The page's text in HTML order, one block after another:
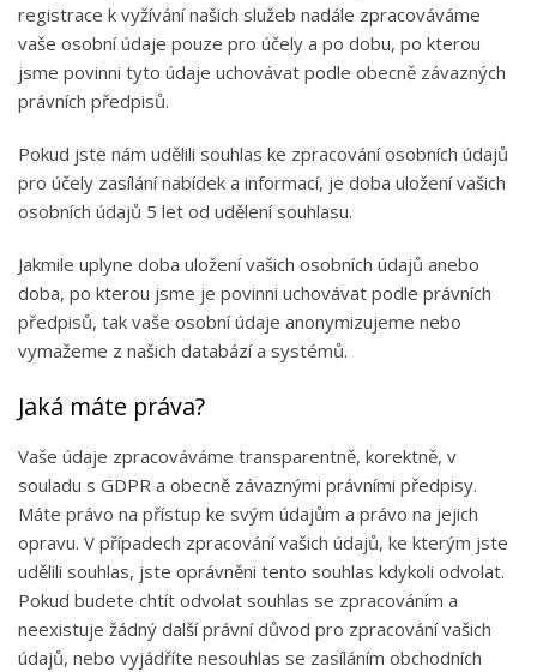
registrace k vyžívání našich služeb nadále zpracováváme
vaše osobní údaje pouze pro účely a po dobu, po kterou
jsme povinni tyto údaje uchovávat podle obecně závazných
právních předpisů.
Pokud jste nám udělili souhlas ke zpracování osobních údajů
pro účely zasílání nabídek a informací, je doba uložení vašich
osobních údajů 5 let od udělení souhlasu.
Jakmile uplyne doba uložení vašich osobních údajů anebo
doba, po kterou jsme je povinni uchovávat podle právních
předpisů, tak vaše osobní údaje anonymizujeme nebo
vymažeme z našich databází a systémů.
Jaká máte práva?
Vaše údaje zpracováváme transparentně, korektně, v
souladu s GDPR a obecně závaznými právními předpisy.
Máte právo na přístup ke svým údajům a právo na jejich
opravu. V případech zpracování vašich údajů, ke kterým jste
udělili souhlas, jste oprávněni tento souhlas kdykoli odvolat.
Pokud budete chtít odvolat souhlas se zpracováním a
neexistuje žádný další právní důvod pro zpracování vašich
údajů, nebo vyjádříte nesouhlas se zasíláním obchodních